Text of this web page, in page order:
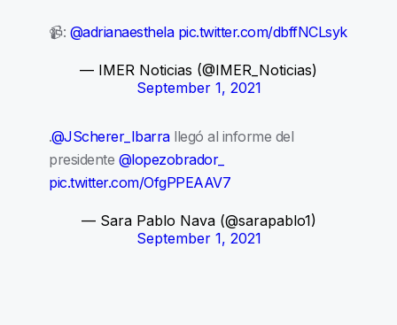
📹: @adrianaesthela pic.twitter.com/dbffNCLsyk
— IMER Noticias (@IMER_Noticias)
September 1, 2021
.@JScherer_Ibarrallegó al informe del
presidente @lopezobrador_
pic.twitter.com/OfgPPEAAV7
— Sara Pablo Nava (@sarapablo1)
September 1, 2021